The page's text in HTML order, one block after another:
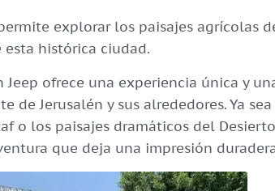
explorar los paisajes agrícolas
histórica ciudad.
ofrece una experiencia única y
Jerusalén y sus alrededores. Ya
o los paisajes dramáticos del
que deja una impresión